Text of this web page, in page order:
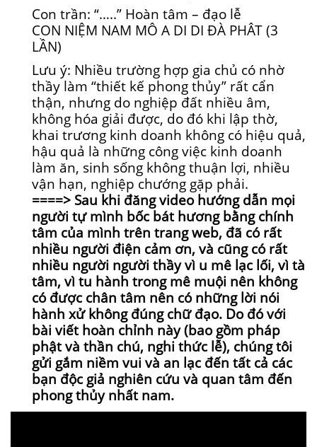
Con trần: “…..” Hoàn tâm – đạo lễ
CON NIỆM NAM MÔ A DI DI ĐÀ PHÂT (3
LẦN)
Lưu ý: Nhiều trường hợp gia chủ có nhờ
thầy làm “thiết kế phong thủy” rất cẩn
thận, nhưng do nghiệp đất nhiều âm,
không hóa giải được, do đó khi lập thờ,
khai trương kinh doanh không có hiệu quả,
hậu quả là những công việc kinh doanh
làm ăn, sinh sống không thuận lợi, nhiều
vận hạn, nghiệp chướng gặp phải.
====> Sau khi đăng video hướng dẫn mọi
người tự mình bốc bát hương bằng chính
tâm của mình trên trang web, đã có rất
nhiều người điện cảm ơn, và cũng có rất
nhiều người người thầy vì u mê lạc lối, vì tà
tâm, vì tu hành trong mê muội nên không
có được chân tâm nên có những lời nói
hành xử không đúng chữ đạo. Do đó với
bài viết hoàn chỉnh này (bao gồm pháp
phật và thần chú, nghi thức lễ), chúng tôi
gửi gắm niềm vui và an lạc đến tất cả các
bạn độc giả nghiên cứu và quan tâm đến
phong thủy nhất nam.